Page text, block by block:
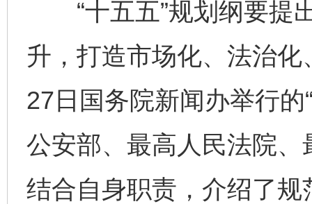
“十五五”规划纲要提
升，打造市场化、法治
27日国务院新闻办举行的
公安部、最高人民法院
结合自身职责，介绍了